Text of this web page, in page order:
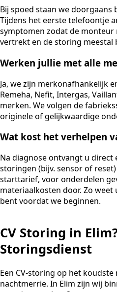
Bij spoed staan we doorgaans
Tijdens het eerste telefoontje
symptomen zodat de
vertrekt en de storing meestal
Werken jullie met alle
Ja, we zijn merkonafhankelijk
Remeha, Nefit, Intergas,
merken. We volgen de
originele of gelijkwaardige
Wat kost het verhelpen
Na diagnose ontvangt u direct
storingen (bijv. sensor of
starttarief, voor onderdelen
materiaalkosten door. Zo weet
bent voordat we beginnen.
CV Storing in
Storingsdienst
Een CV-storing op het koudste
nachtmerrie. In Elim zijn wij